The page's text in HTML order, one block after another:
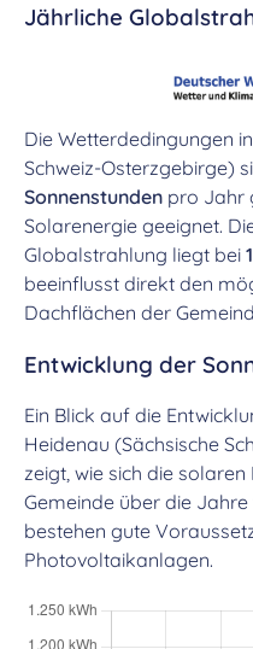
Jährliche
Die Wetterdedingungen
Schweiz-Osterzgebirge)
Sonnenstunden pro Jahr
Solarenergie geeignet.
Globalstrahlung liegt bei
beeinflusst direkt den
Dachflächen der
Entwicklung der
Ein Blick auf die
Heidenau (Sächsische
zeigt, wie sich die
Gemeinde über die
bestehen gute
Photovoltaikanlagen.